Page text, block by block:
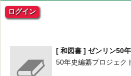
ログイン
[ 和図書 ] ゼンリン50
50年史編纂プロジェク